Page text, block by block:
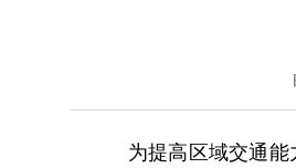
为提高区域交通